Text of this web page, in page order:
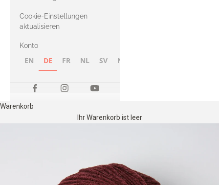
Cookie-Einstellungen
aktualisieren
Konto
EN DE FR NL SV NB
Warenkorb
Ihr Warenkorb ist leer